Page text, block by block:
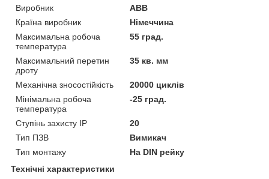
Виробник
ABB
Країна виробник
Німеччина
Максимальна робоча
температура
55 град.
Максимальний перетин
дроту
35 кв. мм
Механічна зносостійкість
20000 циклів
Мінімальна робоча
температура
-25 град.
Ступінь захисту IP
20
Тип ПЗВ
Вимикач
Тип монтажу
На DIN рейку
Технічні характеристики